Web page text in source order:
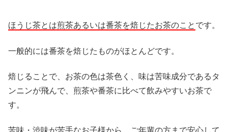
ほうじ茶とは煎茶あるいは番茶を焙じたお茶のこと です。
一般的には番茶を焙じたものがほとんどです。
焙じることで、お茶の色は茶色く、 味は苦味成分であるタ
ンニンが飛んで、 煎茶や番茶に比べて飲みやすいお茶で
す。